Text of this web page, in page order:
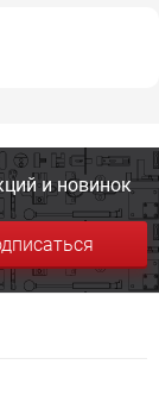
и новинок